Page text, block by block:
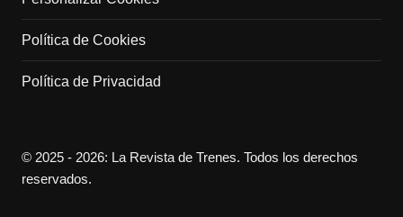
Política de Cookies
Política de Privacidad
© 2025 - 2026: La Revista de Trenes. Todos los derechos
reservados.